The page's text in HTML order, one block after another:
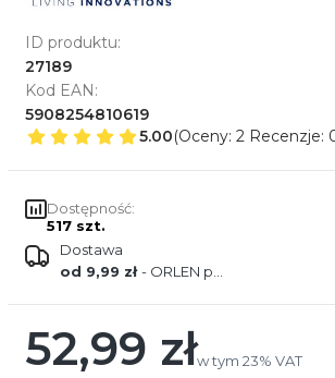
ID produktu:
27189
Kod EAN:
5908254810619
5.00(Oceny: 2 Recenzje:
Dostępność:
517 szt.
Dostawa
od 9,99 zł- ORLEN paczka
Cena
52,99 złw tym 23% VAT
w tym 23% VAT